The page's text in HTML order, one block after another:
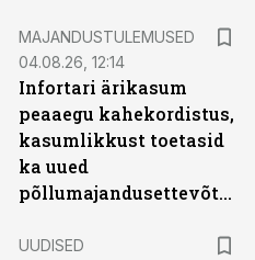
MAJANDUSTULEMUSED
04.08.26, 12:14
Infortari ärikasum
peaaegu kahekordistus,
kasumlikkust toetasid
ka uued
põllumajandusettevõtted
UUDISED